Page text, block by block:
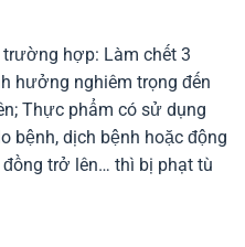
hợp: Làm chết 3
hưởng nghiêm trọng đến
Thực phẩm có sử dụng
bệnh, dịch bệnh hoặc động
trở lên… thì bị phạt tù